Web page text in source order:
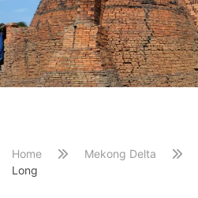
Home Mekong Delta
Long